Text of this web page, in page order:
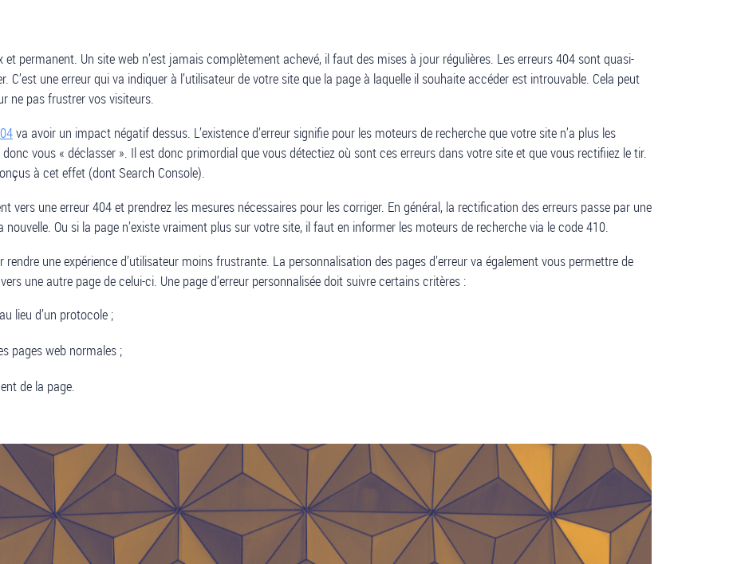
et permanent. Un site web n’est jamais complètement achevé, il faut des mises à jour régulières. Les erreurs 404 sont quasi-
C’est une erreur qui va indiquer à l’utilisateur de votre site que la page à laquelle il souhaite accéder est introuvable. Cela peut
ne pas frustrer vos visiteurs.
va avoir un impact négatif dessus. L’existence d’erreur signifie pour les moteurs de recherche que votre site n’a plus les
vous « déclasser ». Il est donc primordial que vous détectiez où sont ces erreurs dans votre site et que vous rectifiiez le tir.
à cet effet (dont Search Console).
vers une erreur 404 et prendrez les mesures nécessaires pour les corriger. En général, la rectification des erreurs passe par une
Ou si la page n’existe vraiment plus sur votre site, il faut en informer les moteurs de recherche via le code 410.
rendre une expérience d’utilisateur moins frustrante. La personnalisation des pages d’erreur va également vous permettre de
une autre page de celui-ci. Une page d’erreur personnalisée doit suivre certains critères :
lieu d’un protocole ;
pages web normales ;
de la page.